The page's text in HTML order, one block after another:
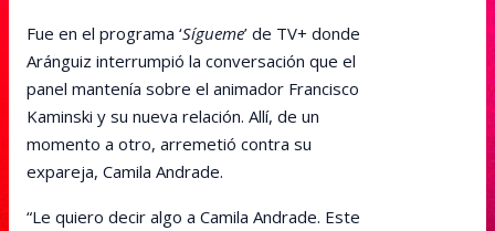
Fue en el programa ‘Sígueme’ de TV+ donde
Aránguiz interrumpió la conversación que el
panel mantenía sobre el animador Francisco
Kaminski y su nueva relación. Allí, de un
momento a otro, arremetió contra su
expareja, Camila Andrade.
“Le quiero decir algo a Camila Andrade. Este